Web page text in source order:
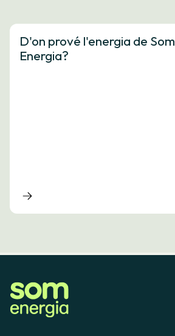
D'on prové l'energia de Som
Energia?